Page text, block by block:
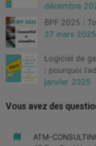
décembre
BPF 2025 :
27 mars 2025
Logiciel de
: pourquoi
janvier 2025
Vous avez des
ATM-